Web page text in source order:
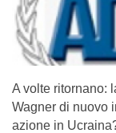
A volte ritornano:
Wagner di nuovo
azione in